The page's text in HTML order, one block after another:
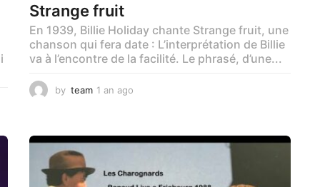
Strange fruit
En 1939, Billie Holiday chante Strange fruit, une
chanson qui fera date : L’interprétation de Billie
va à l’encontre de la facilité. Le phrasé, d’une...
by team 1 an ago
g